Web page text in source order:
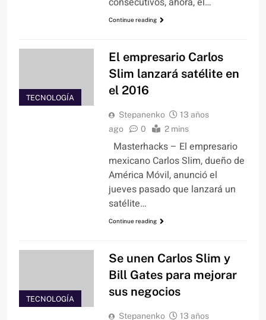
Continue reading
TECNOLOGÍA
El empresario Carlos
Slim lanzará satélite en
el 2016
Stepanenko
13 años
ago
0 2 mins
Masterhacks – El empresario
mexicano Carlos Slim, dueño de
América Móvil, anunció el
jueves pasado que lanzará un
satélite…
Continue reading
TECNOLOGÍA
Se unen Carlos Slim y
Bill Gates para mejorar
sus negocios
Stepanenko 13 años